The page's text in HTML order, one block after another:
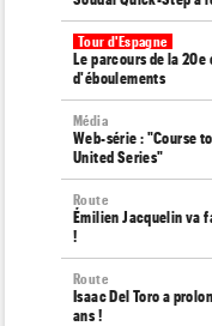
Tour d'Espagne
Le parcours de la
d'éboulements
Média
Web-série : "Course
United Series"
Route
Émilien Jacquelin va
!
Route
Isaac Del Toro a
ans !